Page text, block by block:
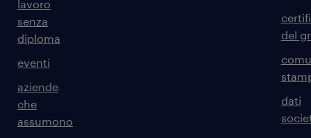
lavoro
senza
diploma
eventi
aziende
che
assumono
del
dati